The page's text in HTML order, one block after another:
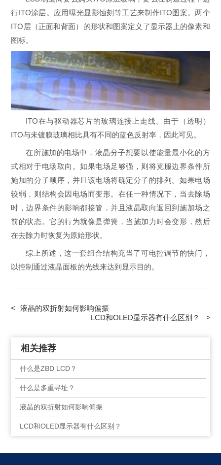
行ITO涂层。应用曝光显影蚀刻等工艺来制作ITO图案。两个
ITO层（正面和背面）的形状和图案定义了显示器上的像素和
图标。
ITO在与驱动器芯片的玻璃连接上走线。由于（透明）
ITO与未镀膜玻璃相比具有不同的蓝色反射率，因此可见。
在所施加的电场中，液晶分子想要以使能量最小化的方
式相对于电场取向。如果电场足够强，则将克服边界条件所
施加的分子顺序，并且该电场将确定分子的排列。如果电场
较弱，则结构会因电场而变形。在任一种情况下，当去除场
时，边界条件的影响都接管，并且液晶取向返回到施加场之
前的状态。它的行为就像是弹簧，当施加力时会变形，然后
在去除力时恢复为原始形状。
综上所述，这一套组合结构充当了可电控调节的快门，
以控制通过液晶面板的光线来达到显示目的。
<
液晶的双折射如何影响偏振
LCD和OLED显示器有什么区别？
>
相关推荐
什么是ZBD LCD？
什么是多重寻址？
液晶的双折射如何影响偏振
LCD和OLED显示器有什么区别？